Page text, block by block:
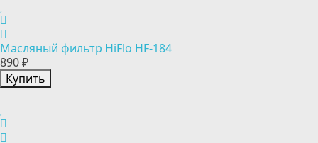
Масляный фильтр HiFlo HF-184
890 ₽
Купить